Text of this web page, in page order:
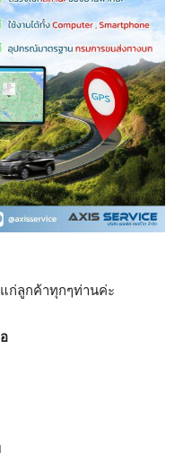
ก่ลูกค้าทุกๆท่านค่ะ